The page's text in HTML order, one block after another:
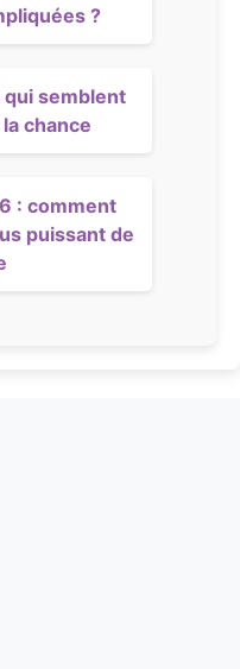
?
qui semblent
chance
: comment
puissant de